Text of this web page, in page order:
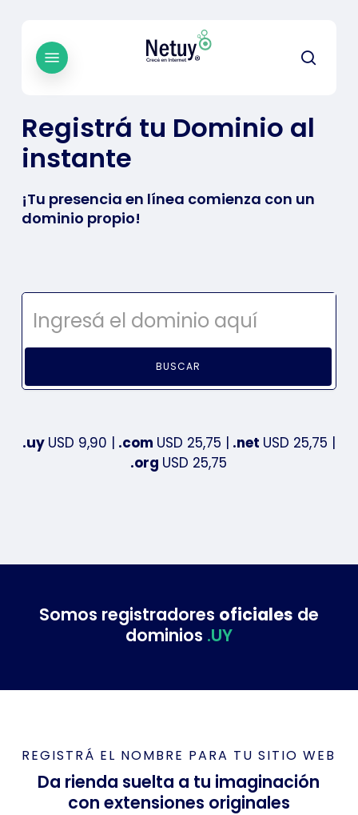
content
Menu
Registrá tu Dominio al
instante
¡Tu presencia en línea comienza con un
dominio propio!
BUSCAR
.uy USD 9,90 | .com USD 25,75 | .net USD 25,75 |
.org USD 25,75
Somos registradores oficiales de
dominios .UY
REGISTRÁ EL NOMBRE PARA TU SITIO WEB
Da rienda suelta a tu imaginación
con extensiones originales